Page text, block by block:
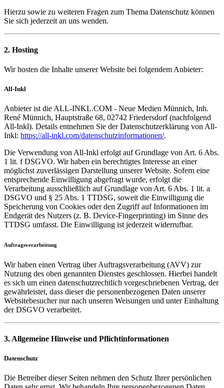
Hierzu sowie zu weiteren Fragen zum Thema Datenschutz können
Sie sich jederzeit an uns wenden.
2. Hosting
Wir hosten die Inhalte unserer Website bei folgendem Anbieter:
All-Inkl
Anbieter ist die ALL-INKL.COM - Neue Medien Münnich, Inh.
René Münnich, Hauptstraße 68, 02742 Friedersdorf (nachfolgend
All-Inkl). Details entnehmen Sie der Datenschutzerklärung von All-
Inkl: https://all-inkl.com/datenschutzinformationen/.
Die Verwendung von All-Inkl erfolgt auf Grundlage von Art. 6 Abs.
1 lit. f DSGVO. Wir haben ein berechtigtes Interesse an einer
möglichst zuverlässigen Darstellung unserer Website. Sofern eine
entsprechende Einwilligung abgefragt wurde, erfolgt die
Verarbeitung ausschließlich auf Grundlage von Art. 6 Abs. 1 lit. a
DSGVO und § 25 Abs. 1 TTDSG, soweit die Einwilligung die
Speicherung von Cookies oder den Zugriff auf Informationen im
Endgerät des Nutzers (z. B. Device-Fingerprinting) im Sinne des
TTDSG umfasst. Die Einwilligung ist jederzeit widerrufbar.
Auftragsverarbeitung
Wir haben einen Vertrag über Auftragsverarbeitung (AVV) zur
Nutzung des oben genannten Dienstes geschlossen. Hierbei handelt
es sich um einen datenschutzrechtlich vorgeschriebenen Vertrag, der
gewährleistet, dass dieser die personenbezogenen Daten unserer
Websitebesucher nur nach unseren Weisungen und unter Einhaltung
der DSGVO verarbeitet.
3. Allgemeine Hinweise und Pflicht­informationen
Datenschutz
Die Betreiber dieser Seiten nehmen den Schutz Ihrer persönlichen